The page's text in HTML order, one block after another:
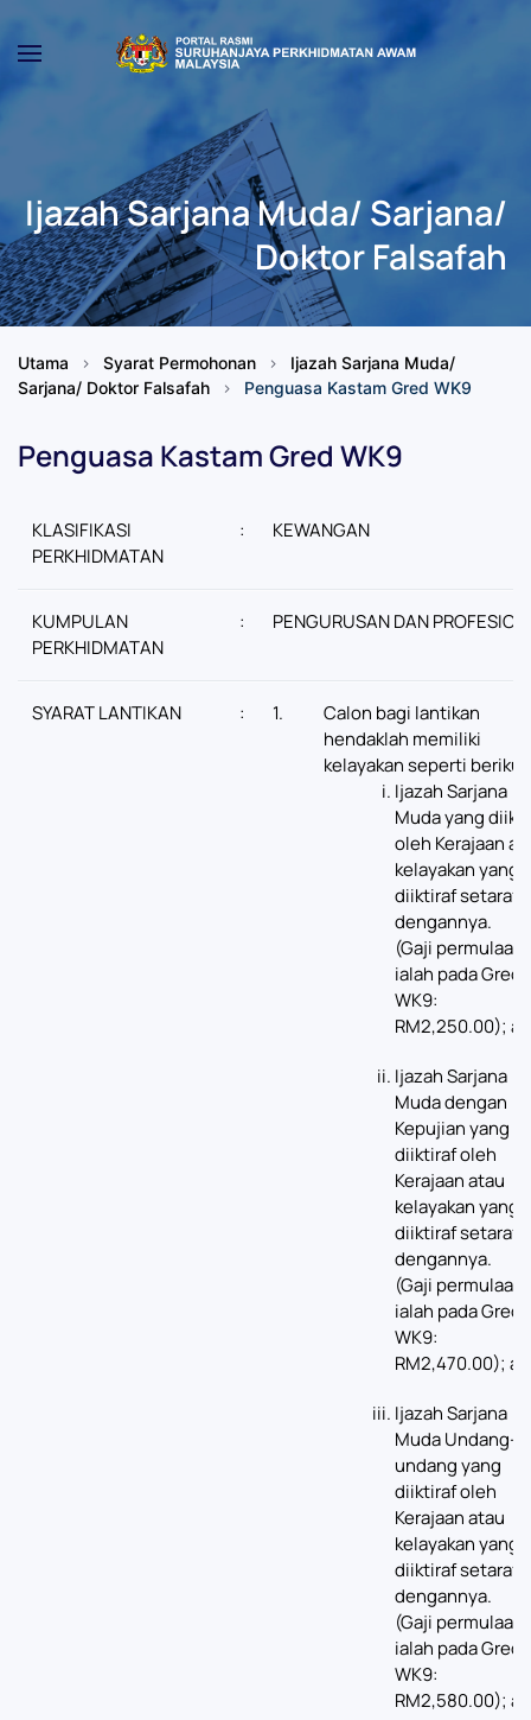
Skip to main content
Ijazah Sarjana Muda/ Sarjana/
Doktor Falsafah
Utama Syarat Permohonan
Ijazah Sarjana Muda/
Sarjana/ Doktor Falsafah
Penguasa Kastam Gred WK9
Penguasa Kastam Gred WK9
KLASIFIKASI
PERKHIDMATAN
: KEWANGAN
KUMPULAN
PERKHIDMATAN
: PENGURUSAN DAN
SYARAT LANTIKAN : 1.
Calon bagi lantikan
hendaklah memiliki
kelayakan seperti
Ijazah Sarjana
Muda yang
oleh Kerajaan
kelayakan yang
diiktiraf setaraf
dengannya.
(Gaji permulaan
ialah pada Gred
WK9:
RM2,250.00);
Ijazah Sarjana
Muda dengan
Kepujian yang
diiktiraf oleh
Kerajaan atau
kelayakan yang
diiktiraf setaraf
dengannya.
(Gaji permulaan
ialah pada Gred
WK9:
RM2,470.00);
Ijazah Sarjana
Muda Undang-
undang yang
diiktiraf oleh
Kerajaan atau
kelayakan yang
diiktiraf setaraf
dengannya.
(Gaji permulaan
ialah pada Gred
WK9:
RM2,580.00);